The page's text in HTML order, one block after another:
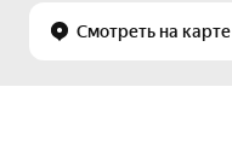
Смотреть на карте